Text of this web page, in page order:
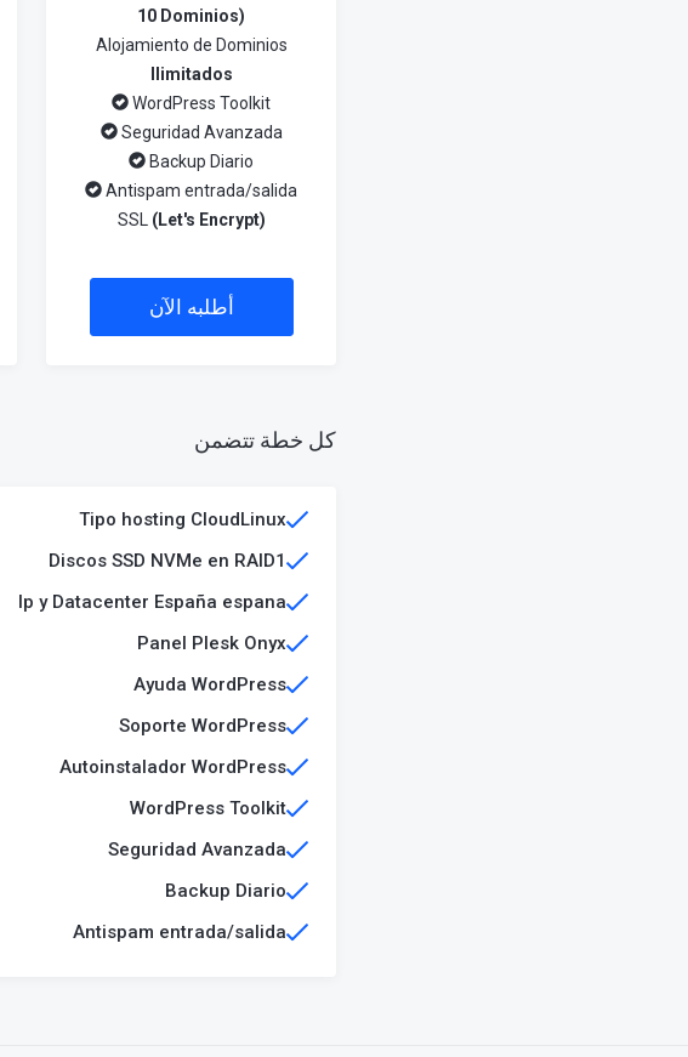
10 Dominios)
Alojamiento de Dominios
Ilimitados
WordPress Toolkit
Seguridad Avanzada
Backup Diario
Antispam entrada/salida
SSL (Let's Encrypt)
أطلبه الآن
كل خطة تتضمن
Tipo hosting CloudLinux
Discos SSD NVMe en RAID1​
Ip y Datacenter España espana
Panel Plesk Onyx
Ayuda WordPress
Soporte WordPress
Autoinstalador WordPress
WordPress Toolkit
Seguridad Avanzada
Backup Diario
Antispam entrada/salida